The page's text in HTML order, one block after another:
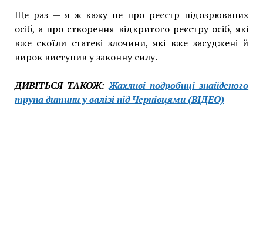
Ще раз — я ж кажу не про реєстр підозрюваних
осіб, а про створення відкритого реєстру осіб, які
вже скоїли статеві злочини, які вже засуджені й
вирок виступив у законну силу.
ДИВІТЬСЯ ТАКОЖ:Жахливі подробиці знайденого
трупа дитини у валізі під Чернівцями (ВІДЕО)